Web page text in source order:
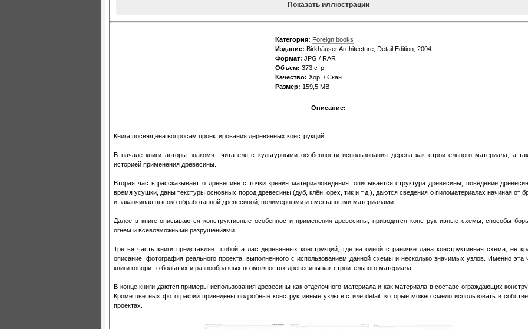
Показать иллюстрации
Категория: Foreign books
Издание: Birkhäuser Architecture, Detail Edition, 2004
Формат: JPG / RAR
Объем: 373 стр.
Качество: Хор. / Скан.
Размер: 159,5 MB
Описание:
Книга посвящена вопросам проектирования деревянных конструкций.
В начале книги авторы знакомят читателя с культурными особенности использования дерева как строительного материала, а
историей применения древесины.
Вторая часть рассказывает о древесине с точки зрения материаловедения: описывается структура древесины, поведение
время усушки, даны текстуры основных пород древесины (дуб, клён, орех, тик и т.д.), даются сведения о пиломатериалах начиная от
и заканчивая высоко обработанной древесиной, полимерными и смешанными материалами.
Далее в книге описываются конструктивные особенности применения древесины, приводятся конструктивные схемы, способы
огнём и всевозможными разрушениями.
Третья часть книги представляет собой атлас деревянных конструкций, где на одной страничке дана конструктивная схема, её
описание, фотография реального проекта, выполненного с использованием данной схемы и несколько значимых узлов. Именно эта
книги говорит о больших и разнообразных возможностях древесины как строительного материала.
В конце книги даются примеры использования древесины как отделочного материала и как материала в составе ограждающих
Кроме цветных фотографий приведены подробные конструктивные узлы в стиле detail, которые можно смело использовать в
проектах.